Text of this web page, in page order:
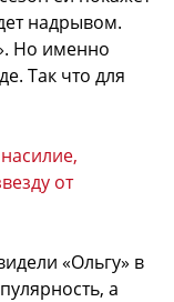
надрывом.
Но именно
Так что для
от
«Ольгу» в
а